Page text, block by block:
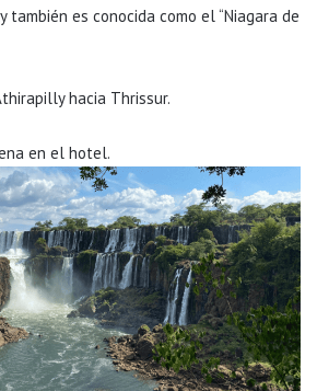
es conocida como el “Niagara de
hacia Thrissur.
en el hotel.